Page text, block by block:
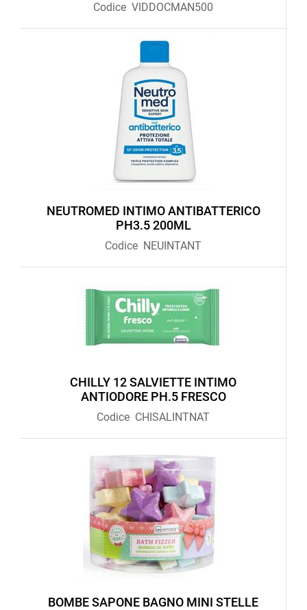
Codice VIDDOCMAN500
NEUTROMED INTIMO ANTIBATTERICO
PH3.5 200ML
Codice NEUINTANT
CHILLY 12 SALVIETTE INTIMO
ANTIODORE PH.5 FRESCO
Codice CHISALINTNAT
BOMBE SAPONE BAGNO MINI STELLE